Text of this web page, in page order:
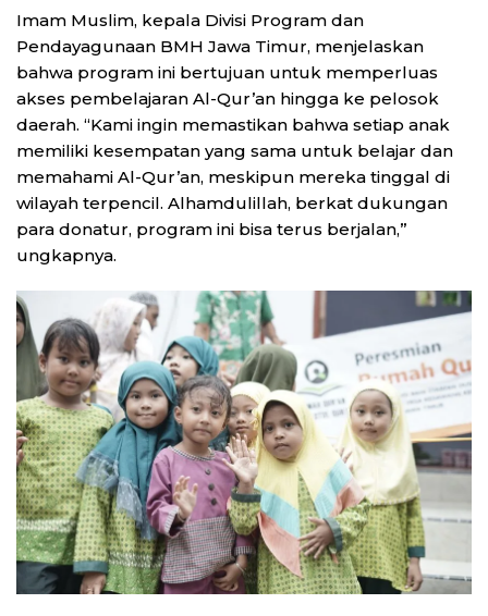
Imam Muslim, kepala Divisi Program dan
Pendayagunaan BMH Jawa Timur, menjelaskan
bahwa program ini bertujuan untuk memperluas
akses pembelajaran Al-Qur’an hingga ke pelosok
daerah. “Kami ingin memastikan bahwa setiap anak
memiliki kesempatan yang sama untuk belajar dan
memahami Al-Qur’an, meskipun mereka tinggal di
wilayah terpencil. Alhamdulillah, berkat dukungan
para donatur, program ini bisa terus berjalan,”
ungkapnya.